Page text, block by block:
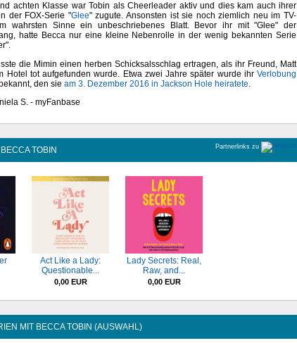
achten Klasse war Tobin als Cheerleader aktiv und dies kam auch ihrer
der FOX-Serie "Glee" zugute. Ansonsten ist sie noch ziemlich neu im TV-
wahrsten Sinne ein unbeschriebenes Blatt. Bevor ihr mit "Glee" der
hatte Becca nur eine kleine Nebenrolle in der wenig bekannten Serie
die Mimin einen herben Schicksalsschlag ertragen, als ihr Freund, Matt
Hotel tot aufgefunden wurde. Etwa zwei Jahre später wurde ihr Verlobung
bekannt, den sie am 3. Dezember 2016 in Jackson Hole heiratete.
S. - myFanbase
Partnerlinks zu
TOBIN
Act Like a Lady:
Questionable...
0,00 EUR
Lady Secrets: Real,
Raw, and...
0,00 EUR
MIT BECCA TOBIN (AUSWAHL)